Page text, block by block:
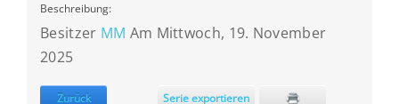
Beschreibung:
Besitzer MM Am Mittwoch, 19. November
2025
Zurück Serie exportieren